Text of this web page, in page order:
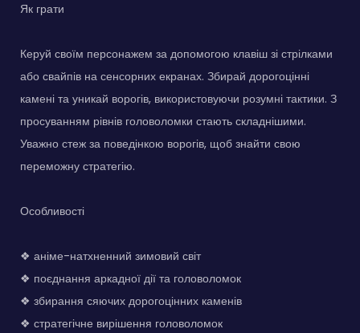
Як грати
Керуй своїм персонажем за допомогою клавіш зі стрілками
або свайпів на сенсорних екранах. Збирай дорогоцінні
камені та уникай ворогів, використовуючи розумні тактики. З
просуванням рівнів головоломки стають складнішими.
Уважно стеж за поведінкою ворогів, щоб знайти свою
переможну стратегію.
Особливості
❖ аніме-натхненний зимовий світ
❖ поєднання аркадної дії та головоломок
❖ збирання сяючих дорогоцінних каменів
❖ стратегічне вирішення головоломок